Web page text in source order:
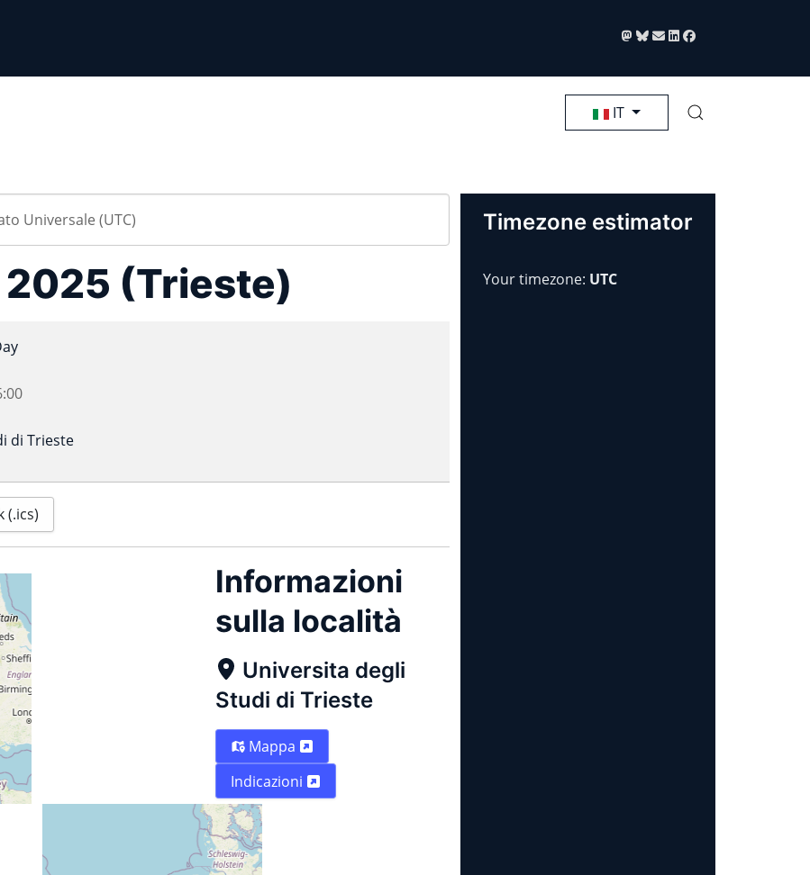
Seleziona la tua lingua
IT
2025 (Trieste)
di Trieste
(.ics)
Informazioni
sulla località
Universita degli
Studi di Trieste
Mappa
Indicazioni
Timezone estimator
Your timezone: UTC